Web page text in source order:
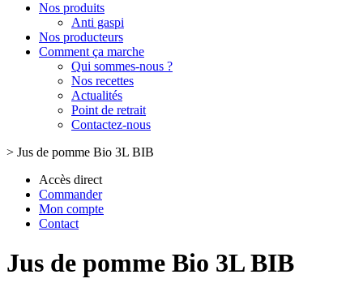
Nos produits
Anti gaspi
Nos producteurs
Comment ça marche
Qui sommes-nous ?
Nos recettes
Actualités
Point de retrait
Contactez-nous
> Jus de pomme Bio 3L BIB
Accès direct
Commander
Mon compte
Contact
Jus de pomme Bio 3L BIB